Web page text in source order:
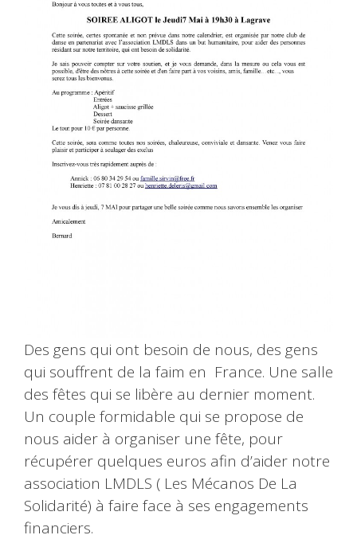
Des gens qui ont besoin de nous, des gens
qui souffrent de la faim en France. Une salle
des fêtes qui se libère au dernier moment.
Un couple formidable qui se propose de
nous aider à organiser une fête, pour
récupérer quelques euros afin d’aider notre
association LMDLS ( Les Mécanos De La
Solidarité) à faire face à ses engagements
financiers.